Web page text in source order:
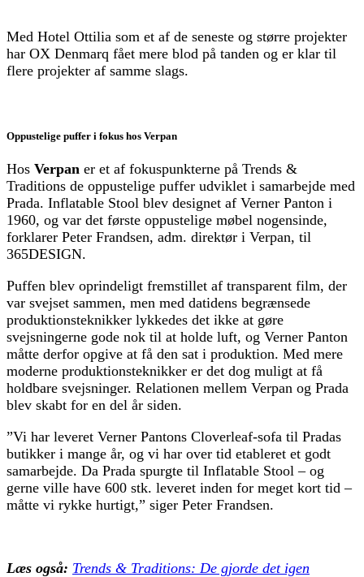
Med Hotel Ottilia som et af de seneste og større projekter
har OX Denmarq fået mere blod på tanden og er klar til
flere projekter af samme slags.
Oppustelige puffer i fokus hos Verpan
Hos Verpan er et af fokuspunkterne på Trends &
Traditions de oppustelige puffer udviklet i samarbejde med
Prada. Inflatable Stool blev designet af Verner Panton i
1960, og var det første oppustelige møbel nogensinde,
forklarer Peter Frandsen, adm. direktør i Verpan, til
365DESIGN.
Puffen blev oprindeligt fremstillet af transparent film, der
var svejset sammen, men med datidens begrænsede
produktionsteknikker lykkedes det ikke at gøre
svejsningerne gode nok til at holde luft, og Verner Panton
måtte derfor opgive at få den sat i produktion. Med mere
moderne produktionsteknikker er det dog muligt at få
holdbare svejsninger. Relationen mellem Verpan og Prada
blev skabt for en del år siden.
”Vi har leveret Verner Pantons Cloverleaf-sofa til Pradas
butikker i mange år, og vi har over tid etableret et godt
samarbejde. Da Prada spurgte til Inflatable Stool – og
gerne ville have 600 stk. leveret inden for meget kort tid –
måtte vi rykke hurtigt,” siger Peter Frandsen.
Læs også: Trends & Traditions: De gjorde det igen